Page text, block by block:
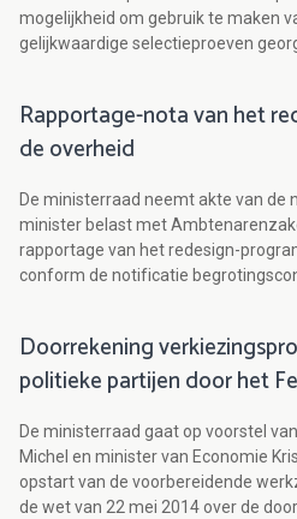
mogelijkheid om gebruik te maken
gelijkwaardige selectieproeven
Rapportage-nota van het
de overheid
De ministerraad neemt akte van de
minister belast met
rapportage van het redesign-
conform de notificatie
Doorrekening
politieke partijen door het
De ministerraad gaat op voorstel
Michel en minister van Economie
opstart van de voorbereidende
de wet van 22 mei 2014 over de